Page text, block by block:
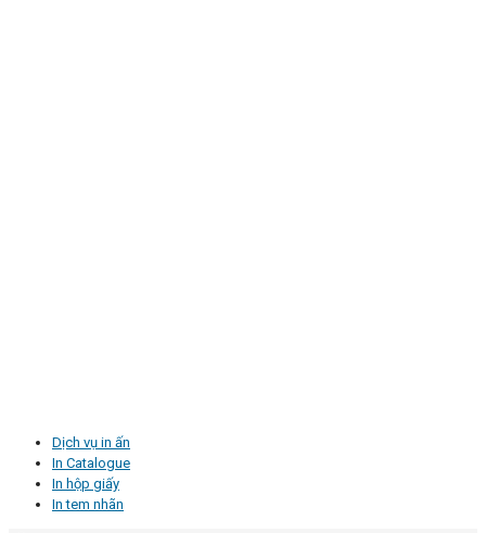
Dịch vụ in ấn
In Catalogue
In hộp giấy
In tem nhãn